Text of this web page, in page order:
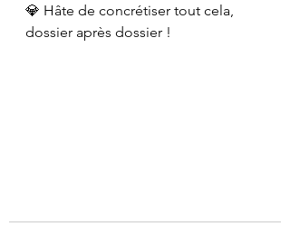
💎 Hâte de concrétiser tout cela,
dossier après dossier !